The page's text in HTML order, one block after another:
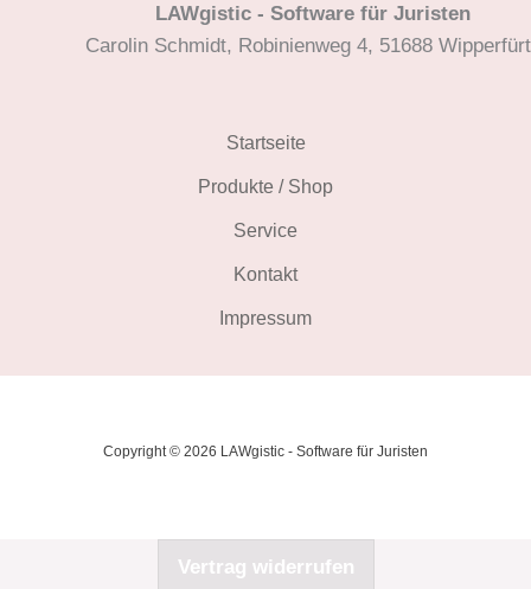
LAWgistic - Software für Juristen
Carolin Schmidt, Robinienweg 4, 51688
Startseite
Produkte / Shop
Service
Kontakt
Impressum
Copyright © 2026 LAWgistic - Software für Juristen
Vertrag widerrufen